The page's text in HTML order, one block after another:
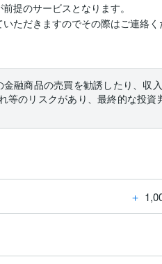
提のサービスとなります。
ただきますのでその際はご連絡く
融商品の売買を勧誘したり、収
等のリスクがあり、最終的な投資
＋